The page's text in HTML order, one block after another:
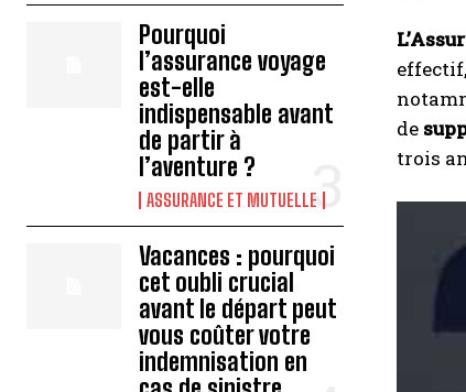
Pourquoi
l’assurance voyage
est-elle
indispensable avant
de partir à
l’aventure ?
ASSURANCE ET MUTUELLE
Vacances : pourquoi
cet oubli crucial
avant le départ peut
vous coûter votre
indemnisation en
de
trois